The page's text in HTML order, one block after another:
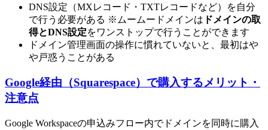
DNS設定（MXレコード・TXTレコードなど）を自分
で行う必要がある ※ムームードメインは ドメインの取
得とDNS設定をワンストップで行うことができます
ドメイン管理画面の操作に慣れていないと、最初はや
や戸惑うことがある
Google経由（Squarespace）で購入するメリット・
注意点
Google Workspaceの申込みフロー内でドメインを同時に購入